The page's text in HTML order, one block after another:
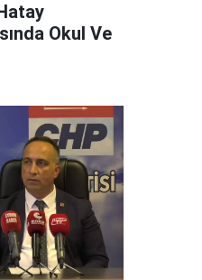
Okul Ve